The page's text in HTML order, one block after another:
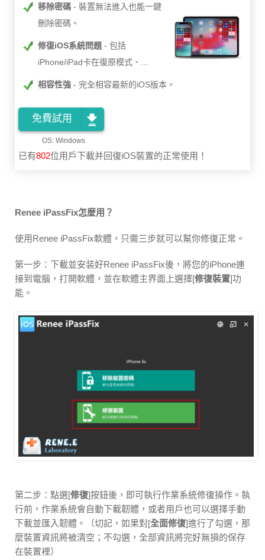
移除密碼
裝置無法進入也能一鍵
刪除密碼。
修復iOS系統問題
包括
iPhone/iPad卡在復原模式、...
相容性強 完全相容最新的iOS版本。
免費試用
已有802位用戶下載并回復iOS裝置的正常使用！
Renee iPassFix怎麼用？
使用Renee iPassFix軟體，只需三步就可以幫你修復正常。
第一步：下載並安装好Renee iPassFix後，將您的iPhone連
接到電腦，打開軟體，並在軟體主界面上選擇[修復裝置]功
能。
第二步：點選[修復]按鈕後，即可執行作業系統修復操作。執
行前，作業系統會自動下載韌體，或者用戶也可以選擇手動
下載並匯入韌體。（切記，如果對[全面修復]進行了勾選，那
麼裝置資訊將被清空；不勾選，全部資訊將完好無損的保存
在裝置裡）